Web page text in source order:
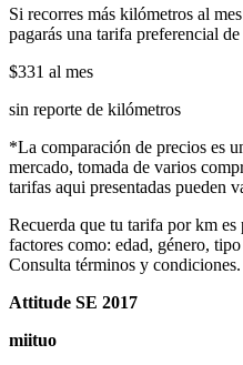
Si recorres más kilómetros al
pagarás una tarifa preferencial de
$331 al mes
sin reporte de kilómetros
*La comparación de precios es
mercado, tomada de varios
tarifas aqui presentadas pueden
Recuerda que tu tarifa por km es
factores como: edad, género,
Consulta términos y condiciones.
Attitude SE 2017
miituo